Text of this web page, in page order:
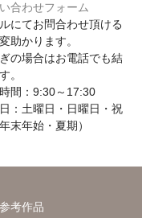
合わせフォーム
にてお問合わせ頂ける
助かります。
の場合はお電話でも結
。
間：9:30～17:30
：土曜日・日曜日・祝
末年始・夏期）
考作品